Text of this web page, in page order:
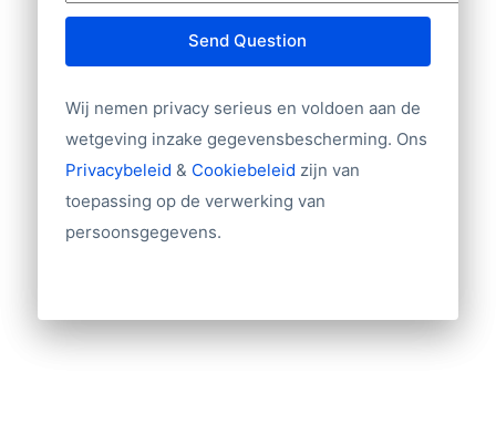
E-mailadres
Bedrijfsgrootte (aantal werknemers,
omzet, aantal filialen)
Website
Import/export
Tientallen overige velden
Andere gegevens nodig? Neem contact
Send Question
Wij nemen privacy serieus en voldoen aan de
wetgeving inzake gegevensbescherming. Ons
Privacybeleid & Cookiebeleid zijn van
toepassing op de verwerking van
persoonsgegevens.